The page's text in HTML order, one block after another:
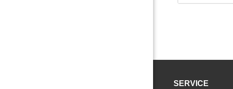
SERVICE